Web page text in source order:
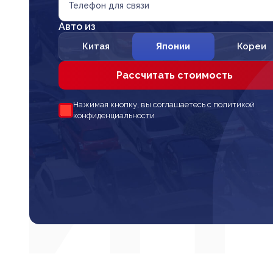
Телефон для связи
Авто из
Китая Японии Кореи
Рассчитать стоимость
Нажимая кнопку, вы соглашаетесь с политикой
конфиденциальности